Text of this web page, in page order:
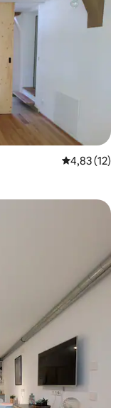
4,83 de uma
4,83 (12)